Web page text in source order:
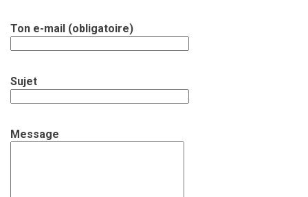
Ton e-mail (obligatoire)
Sujet
Message